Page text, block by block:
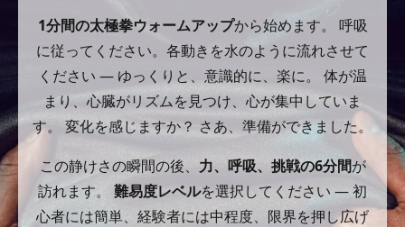
1分間の太極拳ウォームアップから始めます。 呼吸
に従ってください。各動きを水のように流れさせて
ください — ゆっくりと、意識的に、楽に。 体が温
まり、心臓がリズムを見つけ、心が集中していま
す。 変化を感じますか？ さあ、準備ができました。
この静けさの瞬間の後、 力、呼吸、挑戦の6分間が
訪れます。 難易度レベルを選択してください — 初
心者には簡単、経験者には中程度、限界を押し広げ